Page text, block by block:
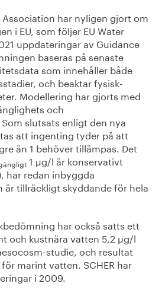
har nyligen gjort om
i EU, som följer EU Water
uppdateringar av Guidance
baseras på senaste
som innehåller både
och beaktar fysisk-
Modellering har gjorts med
och
slutsats enligt den nya
att ingenting tyder på att
än 1 behöver tillämpas. Det
1 µg/l är konservativt
har redan inbyggda
tillräckligt skyddande för hela
har också satts ett
och kustnära vatten 5,2 µg/l
studie, och resultat
marint vatten. SCHER har
i 2009.